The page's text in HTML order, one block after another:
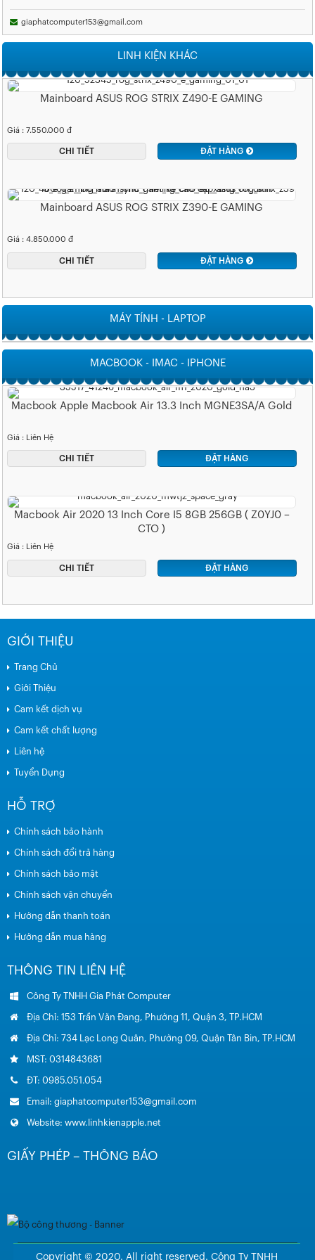
giaphatcomputer153@gmail.com
LINH KIỆN KHÁC
Mainboard ASUS ROG STRIX Z490-E GAMING
Giá : 7.550.000 đ
CHI TIẾT ĐẶT HÀNG
Mainboard ASUS ROG STRIX Z390-E GAMING
Giá : 4.850.000 đ
CHI TIẾT ĐẶT HÀNG
MÁY TÍNH - LAPTOP
MACBOOK - IMAC - IPHONE
Macbook Apple Macbook Air 13.3 Inch MGNE3SA/A Gold
Giá : Liên Hệ
CHI TIẾT ĐẶT HÀNG
Macbook Air 2020 13 Inch Core I5 8GB 256GB ( Z0YJ0 –
CTO )
Giá : Liên Hệ
CHI TIẾT ĐẶT HÀNG
GIỚI THIỆU
Trang Chủ
Giới Thiệu
Cam kết dịch vụ
Cam kết chất lượng
Liên hệ
Tuyển Dụng
HỖ TRỢ
Chính sách bảo hành
Chính sách đổi trả hàng
Chính sách bảo mật
Chính sách vận chuyển
Hướng dẫn thanh toán
Hướng dẫn mua hàng
THÔNG TIN LIÊN HỆ
Công Ty TNHH Gia Phát Computer
Địa Chỉ: 153 Trần Văn Đang, Phường 11, Quận 3, TP.HCM
Địa Chỉ: 734 Lạc Long Quân, Phường 09, Quận Tân Bin, TP.HCM
MST: 0314843681
ĐT: 0985.051.054
Email: giaphatcomputer153@gmail.com
Website: www.linhkienapple.net
GIẤY PHÉP – THÔNG BÁO
Copyright © 2020. All right reserved. Công Ty TNHH